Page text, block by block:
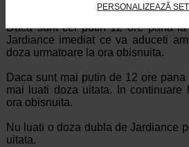
PERSONALIZEAZĂ
Daca sunt cel putin 12 ore pana la
Jardiance imediat ce va aduceti
doza urmatoare la ora obisnuita.
Daca sunt mai putin de 12 ore
mai luati doza uitata. In continuare
ora obisnuita.
Nu luati o doza dubla de Jardiance
uitata.